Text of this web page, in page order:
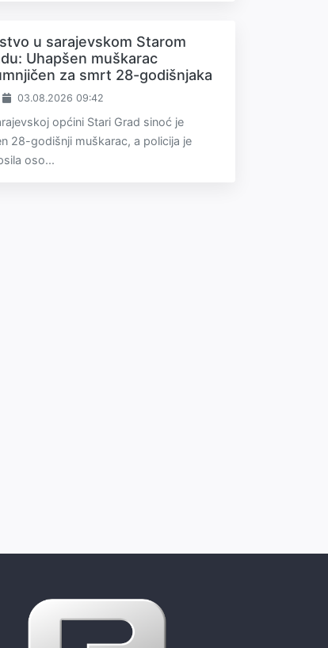
u sarajevskom Starom
Uhapšen muškarac
za smrt 28-godišnjaka
03.08.2026 09:42
općini Stari Grad sinoć je
28-godišnji muškarac, a policija je
oso...